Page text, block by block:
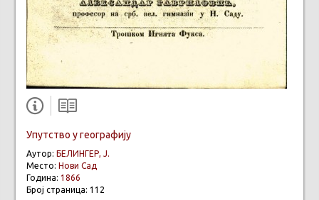
Упутство у географију
Аутор: БЕЛИНГЕР, Ј.
Место: Нови Сад
Година: 1866
Број страница: 112